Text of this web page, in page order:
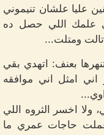
عليا علشان تنيموني
علمك اللي حصل ده
ومتلت...
بعنف: اتهدي بقي
امثل اني موافقه
ولا اخسر الثروه اللي
حاجات عمري ما